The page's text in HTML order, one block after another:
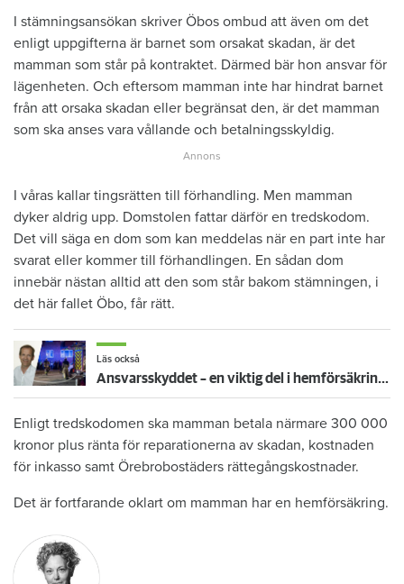
I stämningsansökan skriver Öbos ombud att även om det
enligt uppgifterna är barnet som orsakat skadan, är det
mamman som står på kontraktet. Därmed bär hon ansvar för
lägenheten. Och eftersom mamman inte har hindrat barnet
från att orsaka skadan eller begränsat den, är det mamman
som ska anses vara vållande och betalningsskyldig.
I våras kallar tingsrätten till förhandling. Men mamman
dyker aldrig upp. Domstolen fattar därför en tredskodom.
Det vill säga en dom som kan meddelas när en part inte har
svarat eller kommer till förhandlingen. En sådan dom
innebär nästan alltid att den som står bakom stämningen, i
det här fallet Öbo, får rätt.
Läs också
Ansvarsskyddet – en viktig del i hemförsäkringen
Enligt tredskodomen ska mamman betala närmare 300 000
kronor plus ränta för reparationerna av skadan, kostnaden
för inkasso samt Örebrobostäders rättegångskostnader.
Det är fortfarande oklart om mamman har en hemförsäkring.